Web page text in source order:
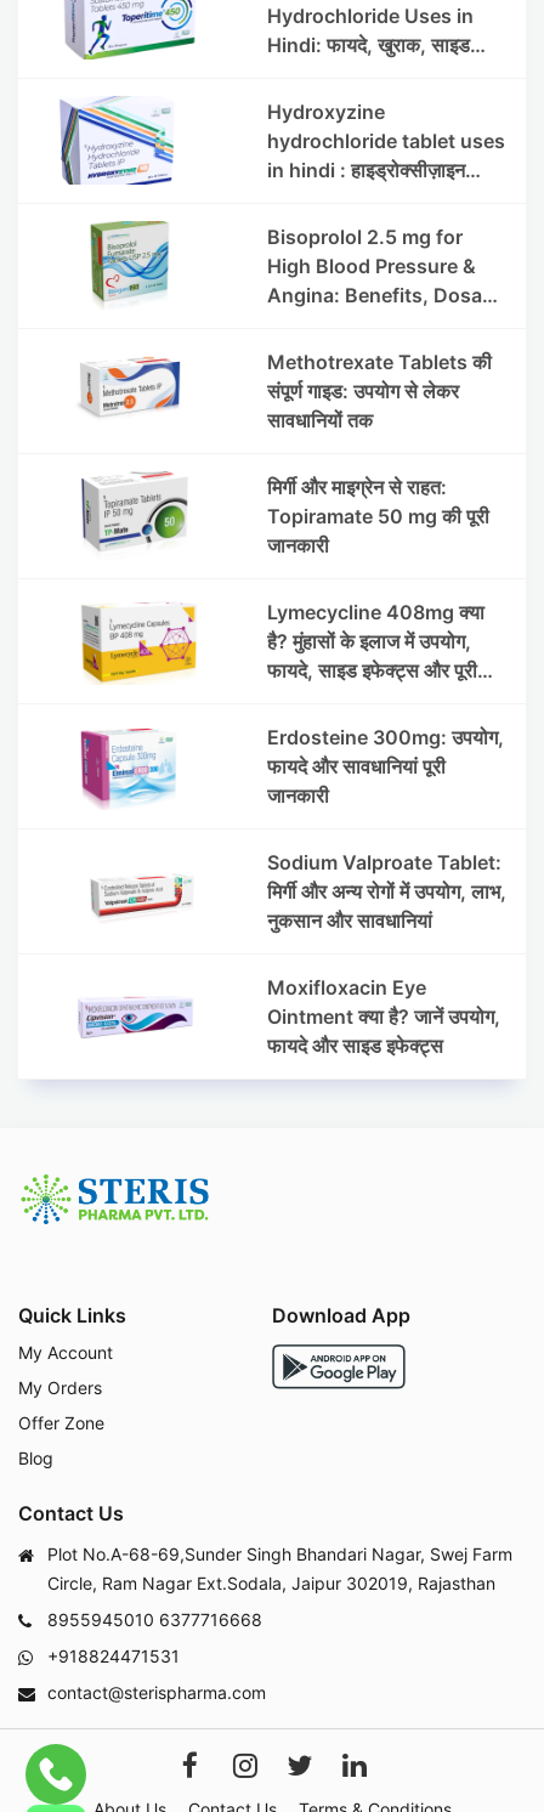
Hydrochloride Uses in
Hindi: फायदे, खुराक, साइड
Hydroxyzine
hydrochloride tablet uses
in hindi : हाइड्रोक्सीज़ाइन
लाभ | Steris
Bisoprolol 2.5 mg for
High Blood Pressure &
Angina: Benefits, Dosage
Methotrexate Tablets की
संपूर्ण गाइड: उपयोग से लेकर
सावधानियों तक
मिर्गी और माइग्रेन से राहत:
Topiramate 50 mg की पूरी
जानकारी
Lymecycline 408mg क्या
है? मुंहासों के इलाज में उपयोग,
फायदे, साइड इफेक्ट्स और पूरी
Erdosteine 300mg: उपयोग,
फायदे और सावधानियां पूरी
जानकारी
Sodium Valproate Tablet:
मिर्गी और अन्य रोगों में उपयोग, लाभ,
नुकसान और सावधानियां
Moxifloxacin Eye
Ointment क्या है? जानें उपयोग,
फायदे और साइड इफेक्ट्स
Quick Links
My Account
My Orders
Offer Zone
Blog
Download App
Contact Us
Plot No.A-68-69,Sunder Singh Bhandari Nagar, Swej Farm
Circle, Ram Nagar Ext.Sodala, Jaipur 302019, Rajasthan
8955945010 6377716668
+918824471531
contact@sterispharma.com